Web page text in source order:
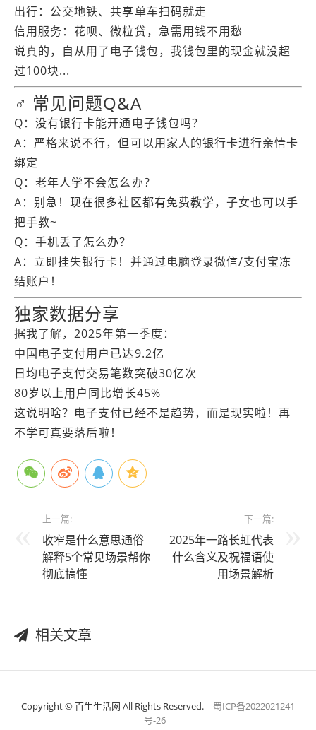
出行：公交地铁、共享单车扫码就走
信用服务：花呗、微粒贷，急需用钱不用愁
说真的，自从用了电子钱包，我钱包里的现金就没超
过100块...
♂ 常见问题Q&A
Q：没有银行卡能开通电子钱包吗？
A：严格来说不行，但可以用家人的银行卡进行亲情卡
绑定
Q：老年人学不会怎么办？
A：别急！现在很多社区都有免费教学，子女也可以手
把手教~
Q：手机丢了怎么办？
A：立即挂失银行卡！并通过电脑登录微信/支付宝冻
结账户！
独家数据分享
据我了解，2025年第一季度：
中国电子支付用户已达9.2亿
日均电子支付交易笔数突破30亿次
80岁以上用户同比增长45%
这说明啥？电子支付已经不是趋势，而是现实啦！再
不学可真要落后啦！
上一篇:
收窄是什么意思通俗
解释5个常见场景帮你
彻底搞懂
下一篇:
2025年一路长虹代表
什么含义及祝福语使
用场景解析
相关文章
Copyright © 百生生活网 All Rights Reserved.
蜀ICP备2022021241
号-26